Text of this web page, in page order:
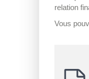
relation
Vous